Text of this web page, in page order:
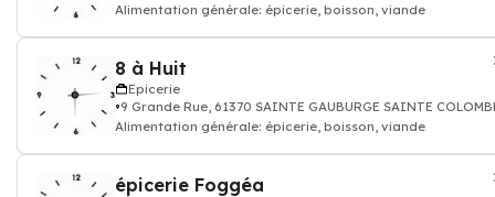
Alimentation générale: épicerie, boisson, viande
8 à Huit
Epicerie
9 Grande Rue, 61370 SAINTE GAUBURGE SAINTE
Alimentation générale: épicerie, boisson, viande
épicerie Foggéa